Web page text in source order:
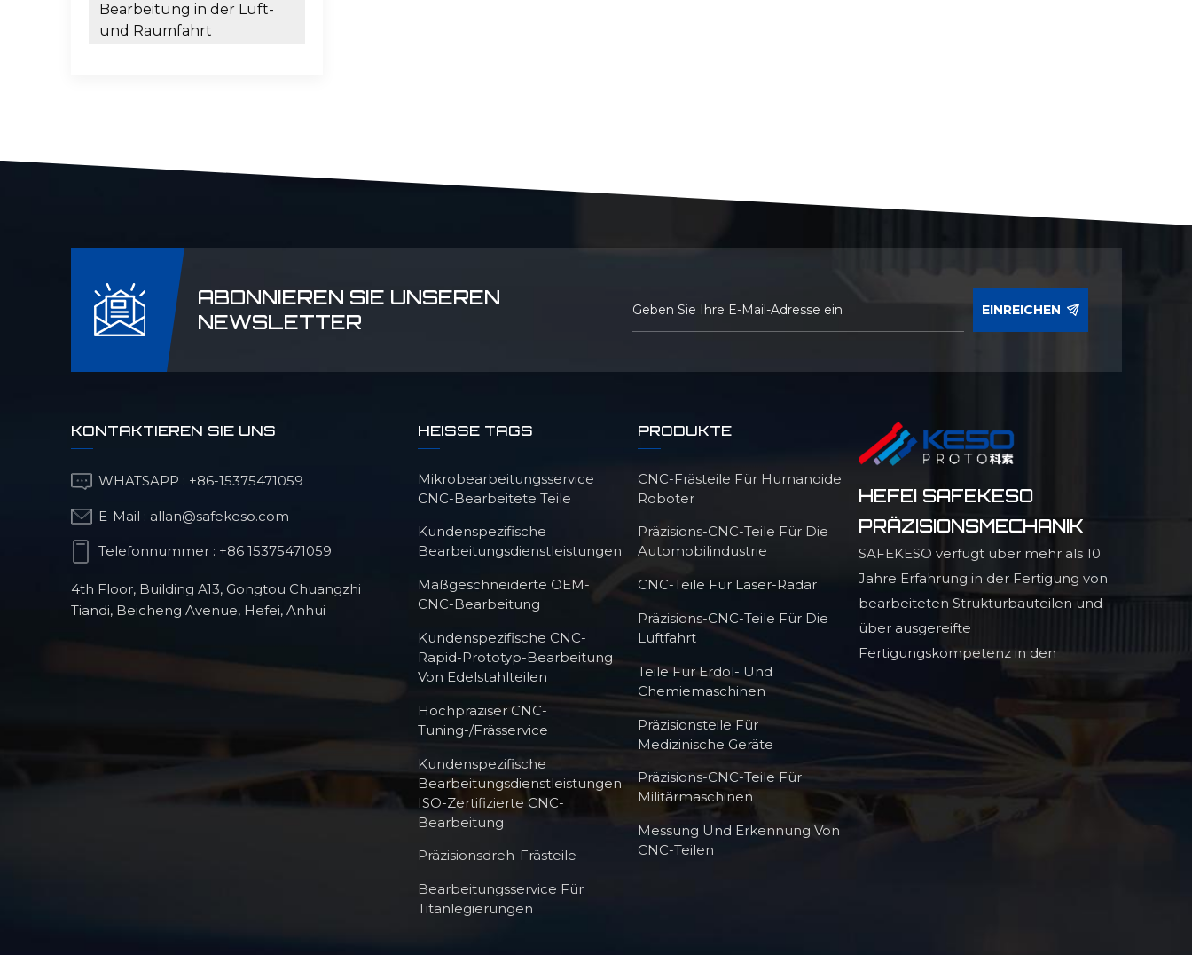
Bearbeitung in der Luft-
und Raumfahrt
ABONNIEREN SIE UNSEREN
NEWSLETTER
EINREICHEN
KONTAKTIEREN SIE UNS
WHATSAPP : +86-15375471059
E-Mail : allan@safekeso.com
Telefonnummer : +86 15375471059
4th Floor, Building A13, Gongtou Chuangzhi
Tiandi, Beicheng Avenue, Hefei, Anhui
HEISSE TAGS
Mikrobearbeitungsservice
CNC-Bearbeitete Teile
Kundenspezifische
Bearbeitungsdienstleistungen
Maßgeschneiderte OEM-
CNC-Bearbeitung
Kundenspezifische CNC-
Rapid-Prototyp-Bearbeitung
Von Edelstahlteilen
Hochpräziser CNC-
Tuning-/Frässervice
Kundenspezifische
Bearbeitungsdienstleistungen
ISO-Zertifizierte CNC-
Bearbeitung
Präzisionsdreh-Frästeile
Bearbeitungsservice Für
Titanlegierungen
PRODUKTE
CNC-Frästeile Für Humanoide
Roboter
Präzisions-CNC-Teile Für Die
Automobilindustrie
CNC-Teile Für Laser-Radar
Präzisions-CNC-Teile Für Die
Luftfahrt
Teile Für Erdöl- Und
Chemiemaschinen
Präzisionsteile Für
Medizinische Geräte
Präzisions-CNC-Teile Für
Militärmaschinen
Messung Und Erkennung Von
CNC-Teilen
HEFEI SAFEKESO
PRÄZISIONSMECHANIK
SAFEKESO verfügt über mehr als 10
Jahre Erfahrung in der Fertigung von
bearbeiteten Strukturbauteilen und
über ausgereifte
Fertigungskompetenz in den
Lichtauslöschungstechnologie,
hochpräzise Profilbauteile und hohe